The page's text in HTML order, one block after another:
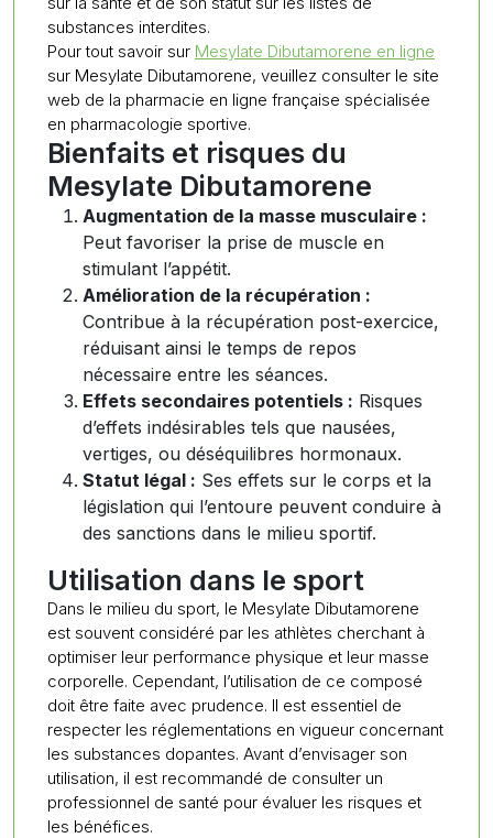
substances interdites.
Pour tout savoir sur Mesylate Dibutamorene en ligne
sur Mesylate Dibutamorene, veuillez consulter le site
web de la pharmacie en ligne française spécialisée
en pharmacologie sportive.
Bienfaits et risques du
Mesylate Dibutamorene
Augmentation de la masse musculaire :
Peut favoriser la prise de muscle en
stimulant l’appétit.
Amélioration de la récupération :
Contribue à la récupération post-exercice,
réduisant ainsi le temps de repos
nécessaire entre les séances.
Effets secondaires potentiels : Risques
d’effets indésirables tels que nausées,
vertiges, ou déséquilibres hormonaux.
Statut légal : Ses effets sur le corps et la
législation qui l’entoure peuvent conduire à
des sanctions dans le milieu sportif.
Utilisation dans le sport
Dans le milieu du sport, le Mesylate Dibutamorene
est souvent considéré par les athlètes cherchant à
optimiser leur performance physique et leur masse
corporelle. Cependant, l’utilisation de ce composé
doit être faite avec prudence. Il est essentiel de
respecter les réglementations en vigueur concernant
les substances dopantes. Avant d’envisager son
utilisation, il est recommandé de consulter un
professionnel de santé pour évaluer les risques et
les bénéfices.